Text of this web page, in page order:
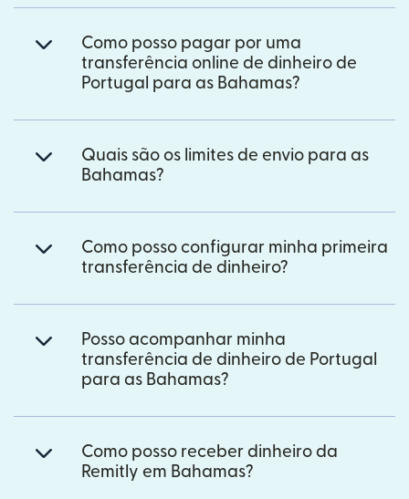
Como posso pagar por uma
transferência online de dinheiro de
Portugal para as Bahamas?
Quais são os limites de envio para as
Bahamas?
Como posso configurar minha primeira
transferência de dinheiro?
Posso acompanhar minha
transferência de dinheiro de Portugal
para as Bahamas?
Como posso receber dinheiro da
Remitly em Bahamas?